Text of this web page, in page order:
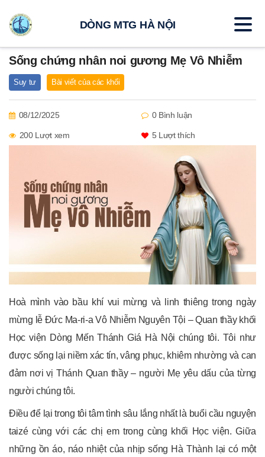
Sống chứng nhân noi gương Mẹ Vô Nhiễm
Suy tư Bài viết của các khối
08/12/2025 0 Bình luận
200 Lượt xem 5 Lượt thích
Hoà mình vào bầu khí vui mừng và linh thiêng trong ngày
mừng lễ Đức Ma-ri-a Vô Nhiễm Nguyên Tội – Quan thầy khối
Học viện Dòng Mến Thánh Giá Hà Nội chúng tôi. Tôi như
được sống lại niềm xác tín, vâng phục, khiêm nhường và can
đảm nơi vị Thánh Quan thầy – người Mẹ yêu dấu của từng
người chúng tôi.
Điều để lại trong tôi tâm tình sâu lắng nhất là buổi cầu nguyện
taizé cùng với các chị em trong cùng khối Học viện. Giữa
những ồn áo, náo nhiệt của nhịp sống Hà Thành lại có một
DÒNG MTG HÀ NỘI